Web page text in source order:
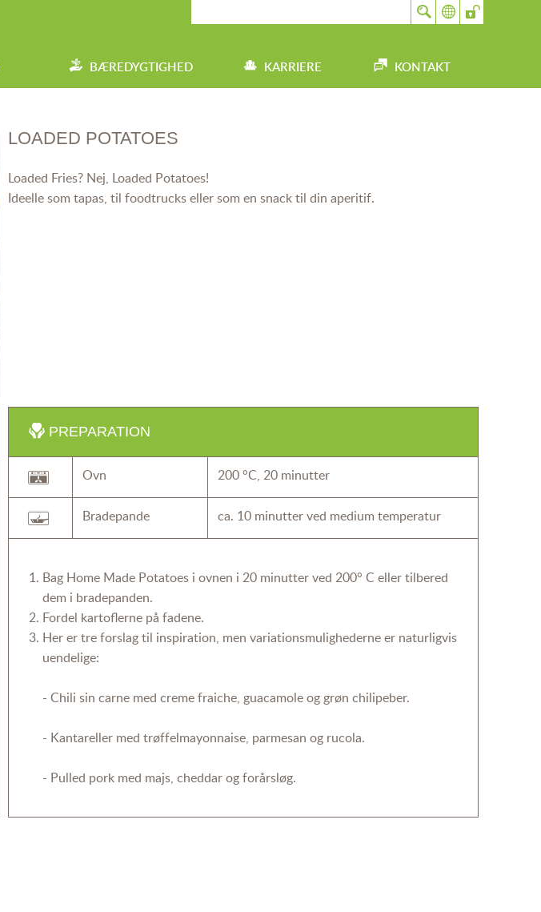
BÆREDYGTIGHED KARRIERE KONTAKT
LOADED POTATOES
Loaded Fries? Nej, Loaded Potatoes!
Ideelle som tapas, til foodtrucks eller som en snack til din aperitif.
PREPARATION
Ovn 200 °C, 20 minutter
Bradepande ca. 10 minutter ved medium temperatur
Bag Home Made Potatoes i ovnen i 20 minutter ved 200° C eller tilbered
dem i bradepanden.
Fordel kartoflerne på fadene.
Her er tre forslag til inspiration, men variationsmulighederne er naturligvis
uendelige:
- Chili sin carne med creme fraiche, guacamole og grøn chilipeber.
- Kantareller med trøffelmayonnaise, parmesan og rucola.
- Pulled pork med majs, cheddar og forårsløg.